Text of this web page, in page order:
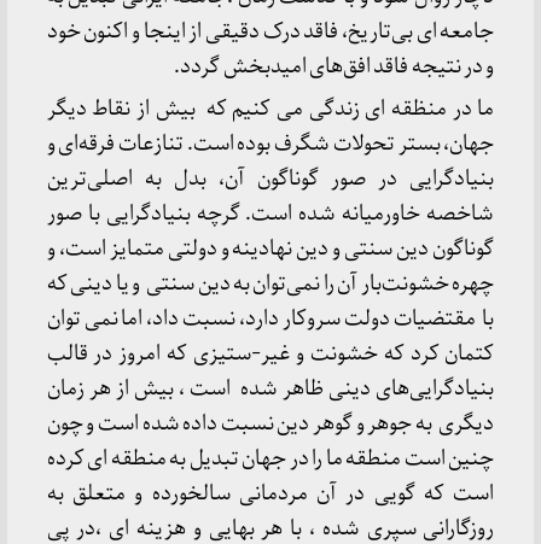
جامعه ای بی‌تاریخ، فاقد درک دقیقی از اینجا و اکنون خود
و در نتیجه فاقد افق‌های امید‌بخش گردد.
ما در منظقه ای زندگی می کنیم که بیش از نقاط دیگر
جهان، بستر تحولات شگرف بوده است. تنازعات فرقه‌ای و
بنیادگرایی در صور گوناگون آن، بدل به اصلی‌ترین
شاخصه خاورمیانه شده است. گرچه بنیادگرایی با صور
گوناگون دین سنتی و دین نهادینه و دولتی متمایز است، و
چهره خشونت‌بار آن را نمی‌توان به دین سنتی و یا دینی که
با مقتضیات دولت سروکار دارد، نسبت داد، اما نمی توان
کتمان کرد که خشونت و غیر-ستیزی که امروز در قالب
بنیادگرایی‌های دینی ظاهر شده است ، بیش از هر زمان
دیگری به جوهر و گوهر دین نسبت داده شده است و چون
چنین است منطقه ما را در جهان تبدیل به منطقه ای کرده
است که گویی در آن مردمانی سالخورده و متعلق به
روزگارانی سپری شده ، با هر بهایی و هزینه ای ،در پی